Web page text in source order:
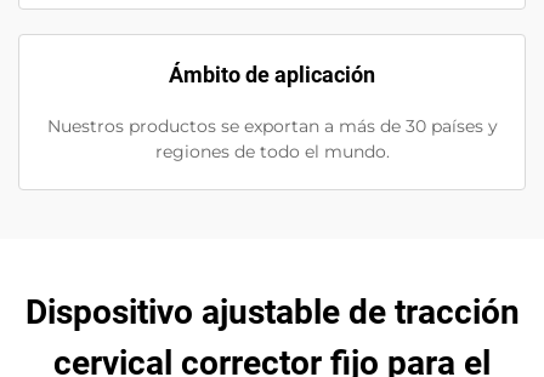
Ámbito de aplicación
Nuestros productos se exportan a más de 30 países y
regiones de todo el mundo.
Dispositivo ajustable de tracción
cervical corrector fijo para el